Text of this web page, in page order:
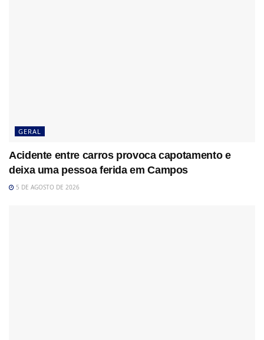
GERAL
Acidente entre carros provoca capotamento e
deixa uma pessoa ferida em Campos
5 DE AGOSTO DE 2026